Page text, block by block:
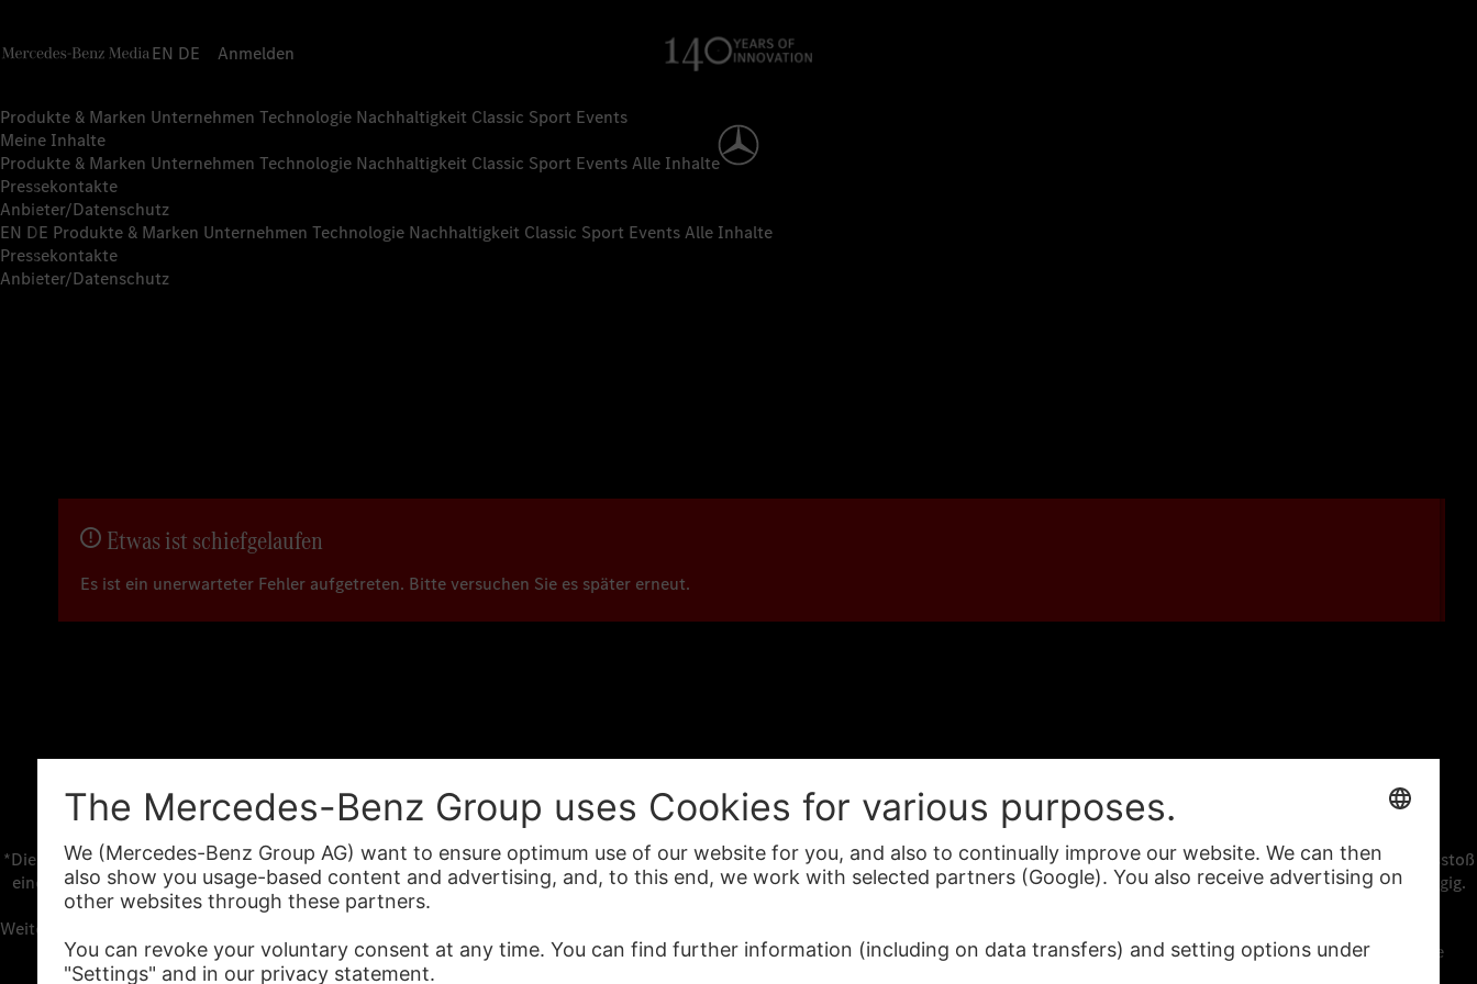
EN DE Anmelden
Produkte & Marken Unternehmen Technologie Nachhaltigkeit Classic Sport Events
Meine Inhalte
Produkte & Marken Unternehmen Technologie Nachhaltigkeit Classic Sport EventsAlle Inhalte
Pressekontakte
Anbieter/Datenschutz
EN DE Produkte & Marken Unternehmen Technologie Nachhaltigkeit Classic Sport EventsAlle Inhalte
Pressekontakte
Anbieter/Datenschutz
Etwas ist schiefgelaufen
Es ist ein unerwarteter Fehler aufgetreten. Bitte versuchen Sie es später erneut.
*Die angegebenen Werte wurden nach dem vorgeschriebenen Messverfahren WLTP (Worldwide harmonised Light vehicles Test Procedure) ermittelt. Der Energieverbrauch und der CO₂-Ausstoß
eines Pkw sind nicht nur von der effizienten Ausnutzung des Kraftstoffs bzw. des Energieträgers durch den Pkw, sondern auch vom Fahrstil und anderen nichttechnischen Faktoren abhängig.
Weitere Informationen
Überblick
Karriere
Corporate Governance
Pressekontakte
Fahrzeuge